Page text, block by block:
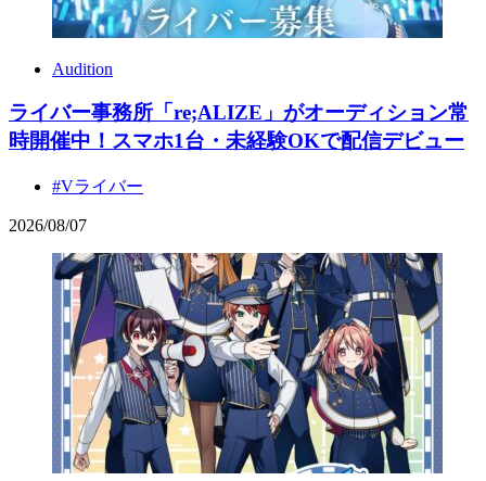
Audition
ライバー事務所「re;ALIZE」がオーディション常
時開催中！スマホ1台・未経験OKで配信デビュー
#Vライバー
2026/08/07